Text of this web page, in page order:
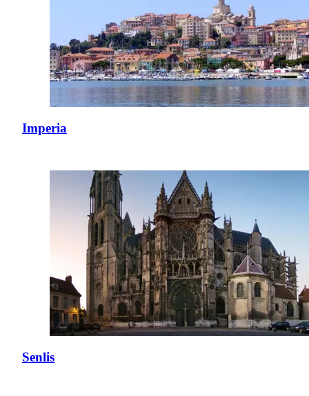
Imperia
Senlis